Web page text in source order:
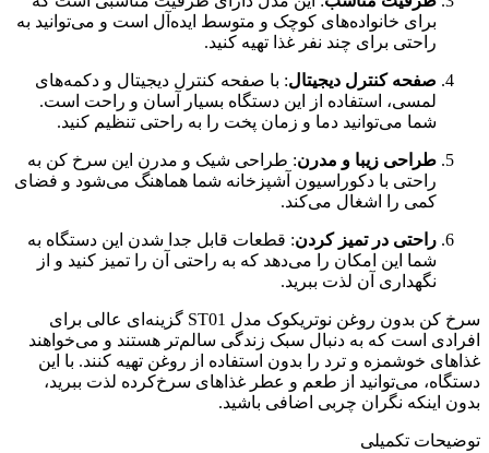
برای خانواده‌های کوچک و متوسط ایده‌آل است و می‌توانید به
راحتی برای چند نفر غذا تهیه کنید.
صفحه کنترل دیجیتال: با صفحه کنترل دیجیتال و دکمه‌های
لمسی، استفاده از این دستگاه بسیار آسان و راحت است.
شما می‌توانید دما و زمان پخت را به راحتی تنظیم کنید.
طراحی زیبا و مدرن: طراحی شیک و مدرن این سرخ کن به
راحتی با دکوراسیون آشپزخانه شما هماهنگ می‌شود و فضای
کمی را اشغال می‌کند.
راحتی در تمیز کردن: قطعات قابل جدا شدن این دستگاه به
شما این امکان را می‌دهد که به راحتی آن را تمیز کنید و از
نگهداری آن لذت ببرید.
سرخ کن بدون روغن نوتریکوک مدل ST01 گزینه‌ای عالی برای
افرادی است که به دنبال سبک زندگی سالم‌تر هستند و می‌خواهند
غذاهای خوشمزه و ترد را بدون استفاده از روغن تهیه کنند. با این
دستگاه، می‌توانید از طعم و عطر غذاهای سرخ‌کرده لذت ببرید،
بدون اینکه نگران چربی اضافی باشید.
توضیحات تکمیلی